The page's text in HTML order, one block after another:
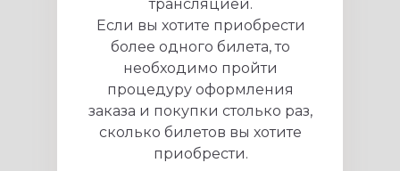
трансляцией.
Если вы хотите приобрести
более одного билета, то
необходимо пройти
процедуру оформления
заказа и покупки столько раз,
сколько билетов вы хотите
приобрести.